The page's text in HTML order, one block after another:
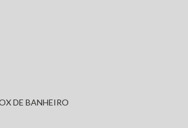
DE BANHEIRO